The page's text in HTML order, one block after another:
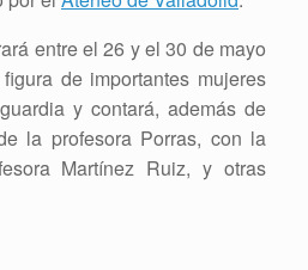
entre el 26 y el 30 de mayo
de importantes mujeres
y contará, además de
la profesora Porras, con la
Martínez Ruiz, y otras